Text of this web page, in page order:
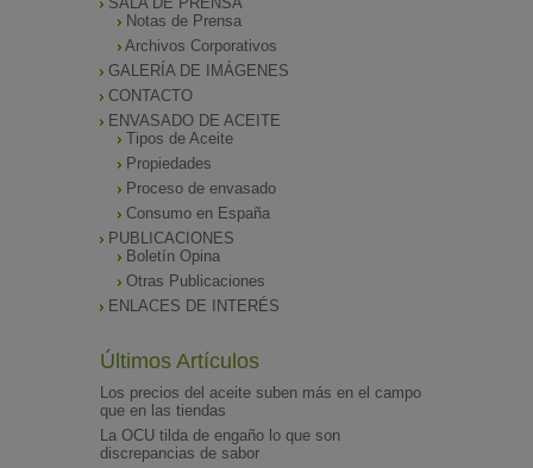
Notas de Prensa
Archivos Corporativos
GALERÍA DE IMÁGENES
CONTACTO
ENVASADO DE ACEITE
Tipos de Aceite
Propiedades
Proceso de envasado
Consumo en España
PUBLICACIONES
Boletín Opina
Otras Publicaciones
ENLACES DE INTERÉS
Últimos Artículos
Los precios del aceite suben más en el campo
que en las tiendas
La OCU tilda de engaño lo que son
discrepancias de sabor